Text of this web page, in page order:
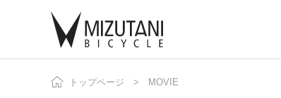
トップページ MOVIE